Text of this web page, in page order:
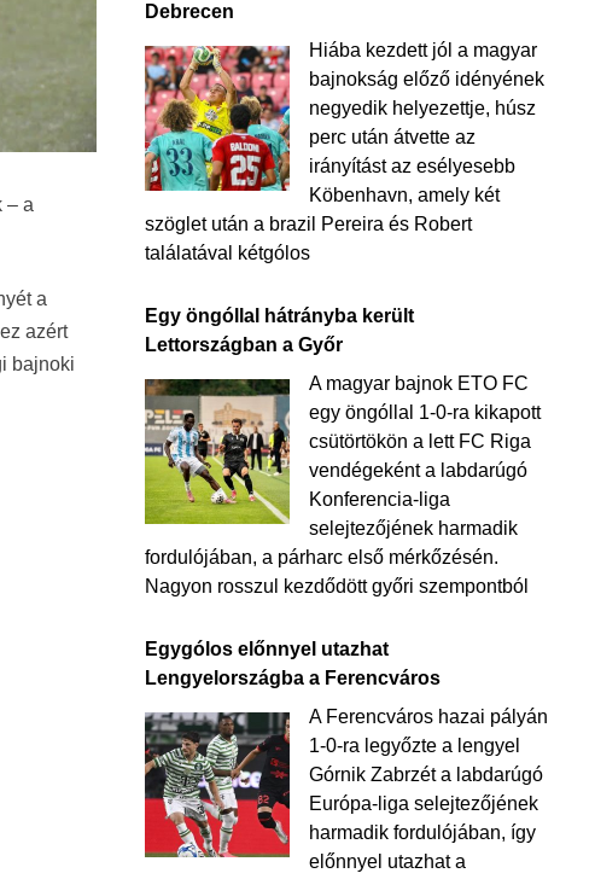
– a
a
azért
bajnoki
Debrecen
Hiába kezdett jól a magyar
bajnokság előző idényének
negyedik helyezettje, húsz
perc után átvette az
irányítást az esélyesebb
Köbenhavn, amely két
szöglet után a brazil Pereira és Robert
találatával kétgólos
Egy öngóllal hátrányba került
Lettországban a Győr
A magyar bajnok ETO FC
egy öngóllal 1-0-ra kikapott
csütörtökön a lett FC Riga
vendégeként a labdarúgó
Konferencia-liga
selejtezőjének harmadik
fordulójában, a párharc első mérkőzésén.
Nagyon rosszul kezdődött győri szempontból
Egygólos előnnyel utazhat
Lengyelországba a Ferencváros
A Ferencváros hazai pályán
1-0-ra legyőzte a lengyel
Górnik Zabrzét a labdarúgó
Európa-liga selejtezőjének
harmadik fordulójában, így
előnnyel utazhat a